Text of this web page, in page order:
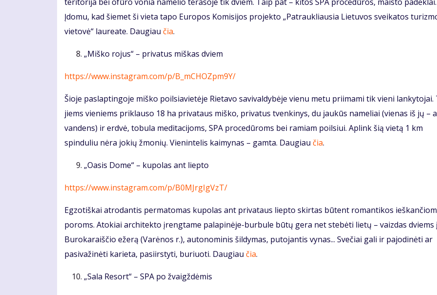
Įdomu, kad šiemet ši vieta tapo Europos Komisijos projekto „Patraukliausia Lietuvos sveikatos
vietovė“ laureate. Daugiau čia.
„Miško rojus“ – privatus miškas dviem
https://www.instagram.com/p/B_mCHOZpm9Y/
Šioje paslaptingoje miško poilsiavietėje Rietavo savivaldybėje vienu metu priimami tik vieni lankytojai.
jiems vieniems priklauso 18 ha privataus miško, privatus tvenkinys, du jaukūs nameliai (vienas iš jų –
vandens) ir erdvė, tobula meditacijoms, SPA procedūroms bei ramiam poilsiui. Aplink šią vietą 1 km
spinduliu nėra jokių žmonių. Vienintelis kaimynas – gamta. Daugiau čia.
„Oasis Dome“ – kupolas ant liepto
https://www.instagram.com/p/B0MJrgIgVzT/
Egzotiškai atrodantis permatomas kupolas ant privataus liepto skirtas būtent romantikos
poroms. Atokiai architekto įrengtame palapinėje-burbule būtų gera net stebėti lietų – vaizdas dviems į
Burokaraiščio ežerą (Varėnos r.), autonominis šildymas, putojantis vynas... Svečiai gali ir pajodinėti ar
pasivažinėti karieta, pasiirstyti, buriuoti. Daugiau čia.
„Sala Resort“ – SPA po žvaigždėmis